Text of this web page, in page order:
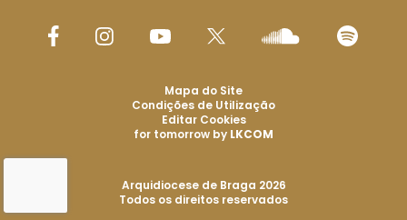
Arquidiocese de Braga 2026
Todos os direitos reservados
Mapa do Site
Condições de Utilização
Editar Cookies
for tomorrow by LKCOM